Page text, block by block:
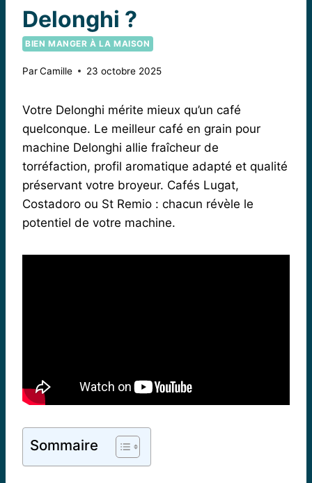
Delonghi ?
BIEN MANGER À LA MAISON
ParCamille 23 octobre 2025
Votre Delonghi mérite mieux qu’un café
quelconque. Le meilleur café en grain pour
machine Delonghi allie fraîcheur de
torréfaction, profil aromatique adapté et qualité
préservant votre broyeur. Cafés Lugat,
Costadoro ou St Remio : chacun révèle le
potentiel de votre machine.
Sommaire